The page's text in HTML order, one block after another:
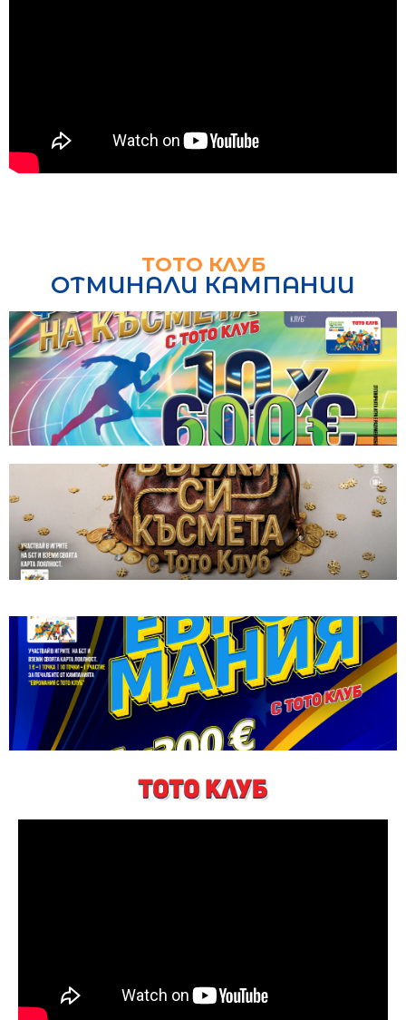
ТОТО КЛУБ
ОТМИНАЛИ КАМПАНИИ